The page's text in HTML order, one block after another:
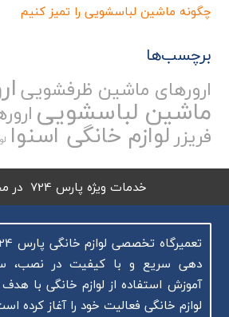
چگونه ماشین لباسشویی را تمیز کنیم
برچسب‌ها
ارورهای ماشین ظرفشویی
ماشین لباسشویی
فریزر لوازم خانگی اسنوا
خدمات ویژه پارس 724 در محل شما !
دهی سریع و با کیفیت در نصب،
آموزش استفاده از لوازم خانگی با هدف
لوازم خانگی فعالیت خود را آغاز کرده